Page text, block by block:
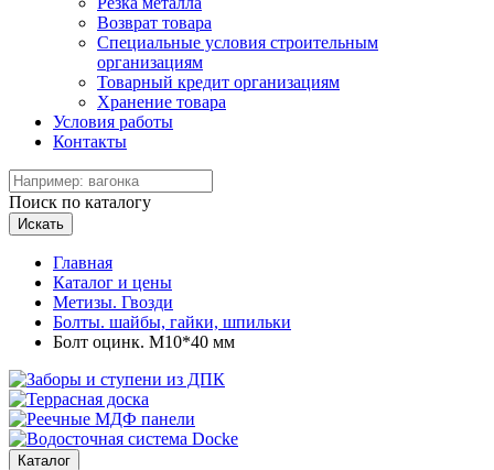
Возврат товара
Специальные условия строительным
организациям
Товарный кредит организациям
Хранение товара
Условия работы
Контакты
Поиск по каталогу
Искать
Главная
Каталог и цены
Метизы. Гвозди
Болты. шайбы, гайки, шпильки
Болт оцинк. М10*40 мм
Каталог